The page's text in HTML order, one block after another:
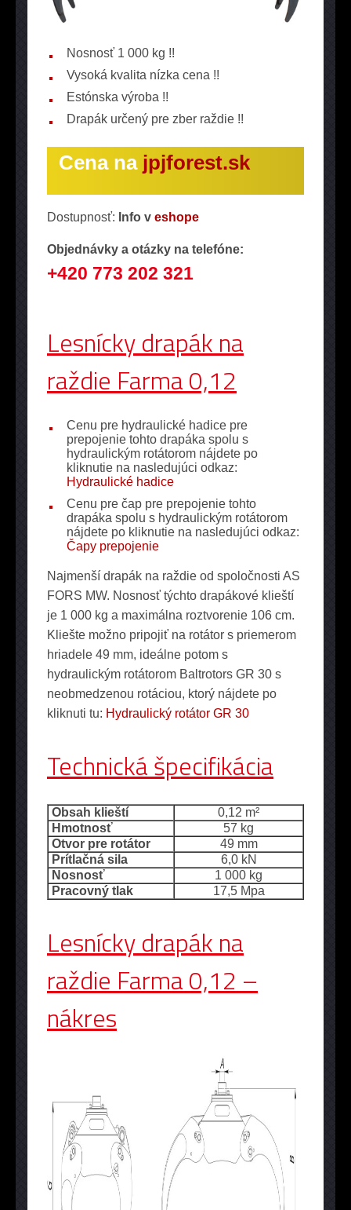
Nosnosť 1 000 kg !!
Vysoká kvalita nízka cena !!
Estónska výroba !!
Drapák určený pre zber raždie !!
Cena na jpjforest.sk
Dostupnosť: Info v eshope
Objednávky a otázky na telefóne:
+420 773 202 321
Lesnícky drapák na
raždie Farma 0,12
Cenu pre hydraulické hadice pre
prepojenie tohto drapáka spolu s
hydraulickým rotátorom nájdete po
kliknutie na nasledujúci odkaz:
Hydraulické hadice
Cenu pre čap pre prepojenie tohto
drapáka spolu s hydraulickým rotátorom
nájdete po kliknutie na nasledujúci odkaz:
Čapy prepojenie
Najmenší drapák na raždie od spoločnosti AS
FORS MW. Nosnosť týchto drapákové klieští
je 1 000 kg a maximálna roztvorenie 106 cm.
Kliešte možno pripojiť na rotátor s priemerom
hriadele 49 mm, ideálne potom s
hydraulickým rotátorom Baltrotors GR 30 s
neobmedzenou rotáciou, ktorý nájdete po
kliknuti tu: Hydraulický rotátor GR 30
Technická špecifikácia
Obsah klieští
0,12 m²
Hmotnosť
57 kg
Otvor pre rotátor
49 mm
Prítlačná sila
6,0 kN
Nosnosť
1 000 kg
Pracovný tlak
17,5 Mpa
Lesnícky drapák na
raždie Farma 0,12 –
nákres